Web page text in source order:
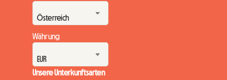
Währung
Unsere Unterkunftsarten